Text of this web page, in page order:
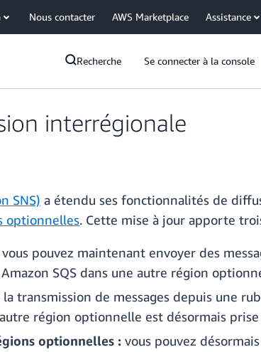
Nous contacter AWS Marketplace Assistance
Recherche Se connecter à la console
interrégionale
SNS) a étendu ses fonctionnalités de
optionnelles. Cette mise à jour apporte
vous pouvez maintenant envoyer des
SQS dans une autre région
la transmission de messages depuis une
région optionnelle est désormais
optionnelles : vous pouvez